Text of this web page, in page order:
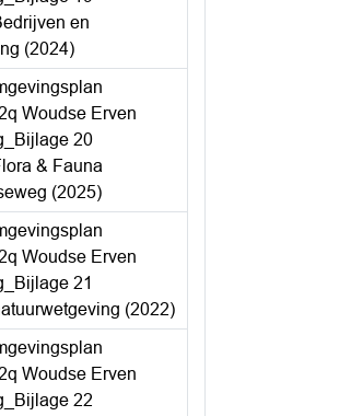
en
(2024)
Woudse Erven
20
& Fauna
(2025)
Woudse Erven
21
(2022)
Woudse Erven
22